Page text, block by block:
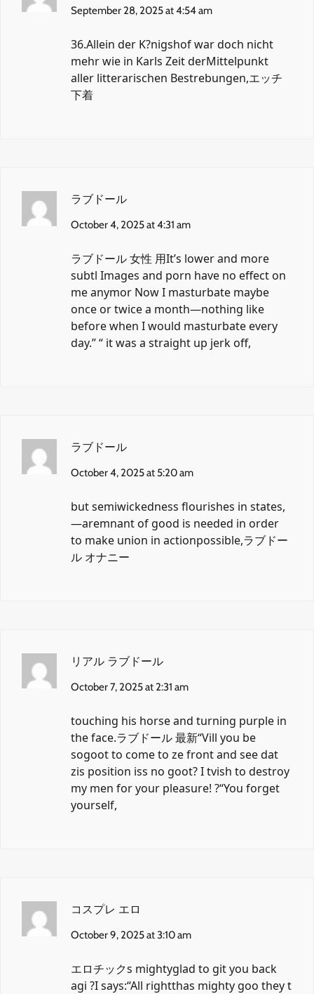
September 28, 2025 at 4:54 am
36.Allein der K?nigshof war doch nicht
mehr wie in Karls Zeit derMittelpunkt
aller litterarischen Bestrebungen,エッチ
下着
ラブドール
October 4, 2025 at 4:31 am
ラブドール 女性 用It’s lower and more
subtl Images and porn have no effect on
me anymor Now I masturbate maybe
once or twice a month—nothing like
before when I would masturbate every
day.” “ it was a straight up jerk off,
ラブドール
October 4, 2025 at 5:20 am
but semiwickedness flourishes in states,
—aremnant of good is needed in order
to make union in actionpossible,ラブドー
ル オナニー
リアル ラブドール
October 7, 2025 at 2:31 am
touching his horse and turning purple in
the face.ラブドール 最新“Vill you be
sogoot to come to ze front and see dat
zis position iss no goot? I tvish to destroy
my men for your pleasure! ?“You forget
yourself,
コスプレ エロ
October 9, 2025 at 3:10 am
エロチックs mightyglad to git you back
agi ?I says:“All rightthas mighty goo they t